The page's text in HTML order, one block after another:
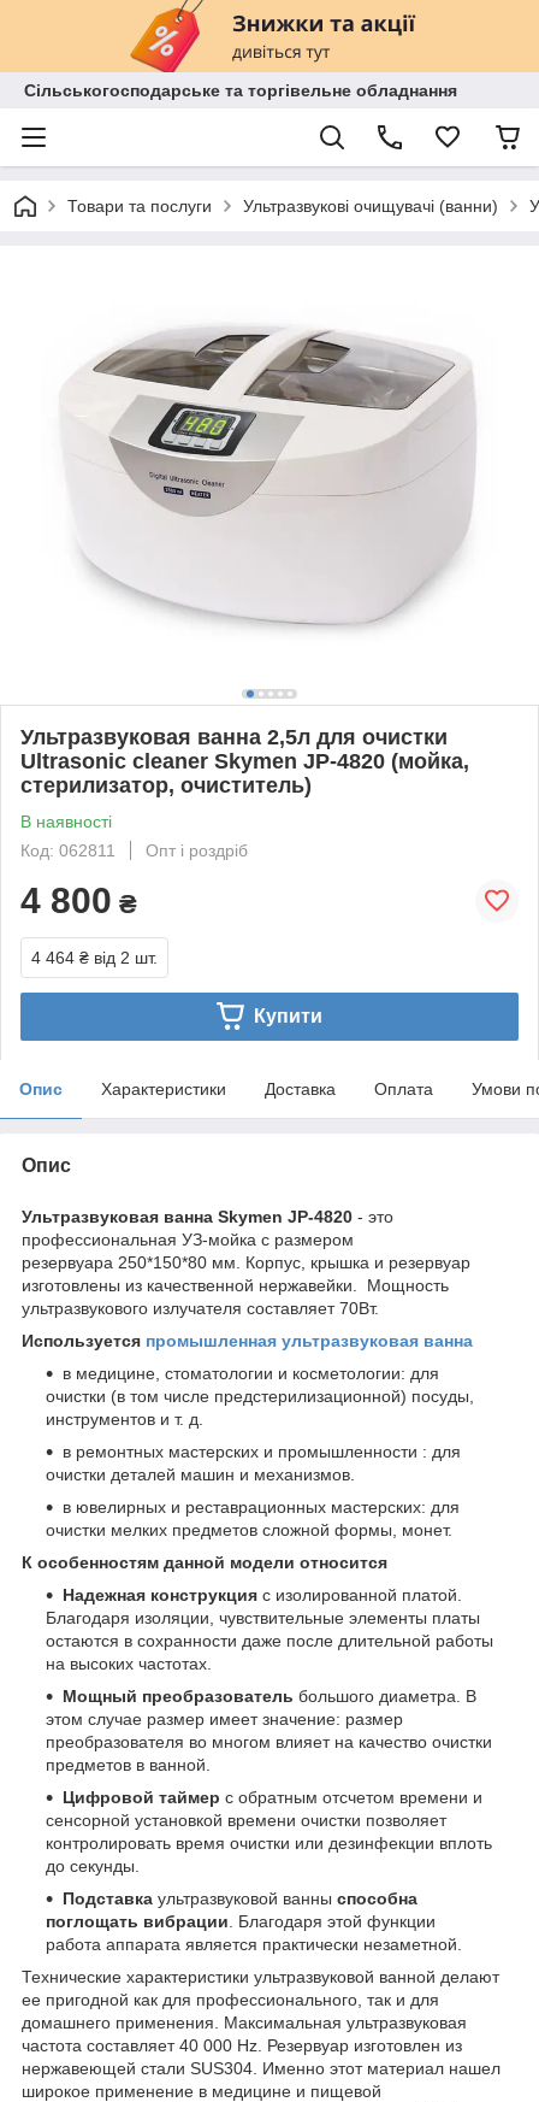
Сільськогосподарське та торгівельне обладнання
Товари та послуги Ультразвукові очищувачі (ванни)
Ультразвуковая ванна 2,5л для очистки
Ultrasonic cleaner Skymen JP-4820 (мойка,
стерилизатор, очиститель)
В наявності
Код: 062811
Опт і роздріб
4 800 ₴
4 464 ₴ від 2 шт.
Купити
Опис Характеристики Доставка Оплата Умови
Опис
Ультразвуковая ванна Skymen JP-4820 - это
профессиональная УЗ-мойка с размером
резервуара 250*150*80 мм. Корпус, крышка и резервуар
изготовлены из качественной нержавейки. Мощность
ультразвукового излучателя составляет 70Вт.
Используется промышленная ультразвуковая ванна
в медицине, стоматологии и косметологии: для
очистки (в том числе предстерилизационной) посуды,
инструментов и т. д.
в ремонтных мастерских и промышленности : для
очистки деталей машин и механизмов.
в ювелирных и реставрационных мастерских: для
очистки мелких предметов сложной формы, монет.
К особенностям данной модели относится
Надежная конструкция с изолированной платой.
Благодаря изоляции, чувствительные элементы платы
остаются в сохранности даже после длительной работы
на высоких частотах.
Мощный преобразователь большого диаметра. В
этом случае размер имеет значение: размер
преобразователя во многом влияет на качество очистки
предметов в ванной.
Цифровой таймер с обратным отсчетом времени и
сенсорной установкой времени очистки позволяет
контролировать время очистки или дезинфекции вплоть
до секунды.
Подставка ультразвуковой ванны способна
поглощать вибрации . Благодаря этой функции
работа аппарата является практически незаметной.
Технические характеристики ультразвуковой ванной делают
ее пригодной как для профессионального, так и для
домашнего применения. Максимальная ультразвуковая
частота составляет 40 000 Hz. Резервуар изготовлен из
нержавеющей стали SUS304. Именно этот материал нашел
широкое применение в медицине и пищевой